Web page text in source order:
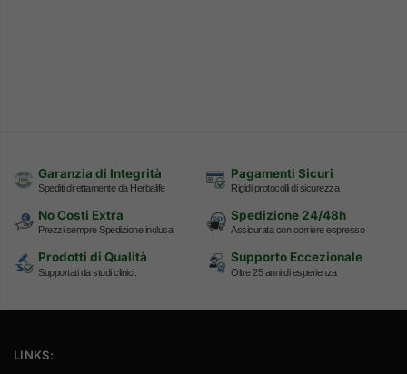
Garanzia di Integrità
Spediti direttamente da Herbalife
Pagamenti Sicuri
Rigidi protocolli di sicurezza
No Costi Extra
Prezzi sempre Spedizione inclusa.
Spedizione 24/48h
Assicurata con corriere espresso
Prodotti di Qualità
Supportati da studi clinici.
Supporto Eccezionale
Oltre 25 anni di esperienza
LINKS: